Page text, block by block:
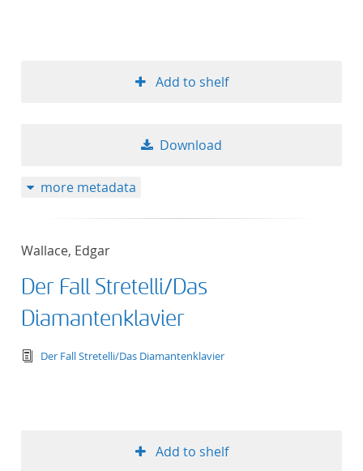
Add to shelf
Download
more metadata
Wallace, Edgar
Der Fall Stretelli/Das
Diamantenklavier
text/tg.edition+tg.aggregation+xml
Der Fall Stretelli/Das Diamantenklavier
Add to shelf